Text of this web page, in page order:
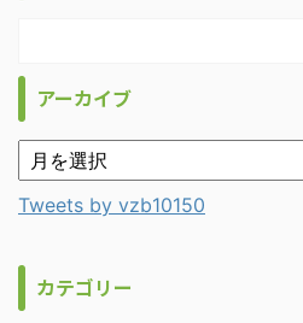
アーカイブ
Tweets by vzb10150
カテゴリー